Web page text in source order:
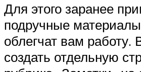
Для этого заранее
подручные
облегчат вам
создать отдельную